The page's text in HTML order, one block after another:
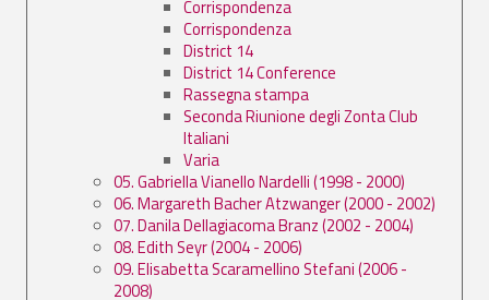
Corrispondenza
Corrispondenza
District 14
District 14 Conference
Rassegna stampa
Seconda Riunione degli Zonta Club
Italiani
Varia
05. Gabriella Vianello Nardelli (1998 - 2000)
06. Margareth Bacher Atzwanger (2000 - 2002)
07. Danila Dellagiacoma Branz (2002 - 2004)
08. Edith Seyr (2004 - 2006)
09. Elisabetta Scaramellino Stefani (2006 -
2008)